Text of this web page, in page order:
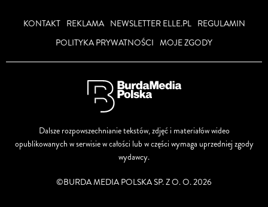
KONTAKT REKLAMA NEWSLETTER ELLE.PL
REGULAMIN
POLITYKA PRYWATNOŚCI MOJE ZGODY
Dalsze rozpowszechnianie tekstów, zdjęć i materiałów wideo
opublikowanych w serwisie w całości lub w części wymaga uprzedniej zgody
wydawcy.
©BURDA MEDIA POLSKA SP. Z O. O. 2026